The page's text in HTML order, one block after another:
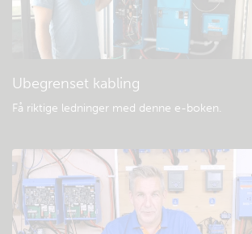
Generell nedlasting og
Ubegrenset kabling
Få riktige ledninger med denne e-boken.